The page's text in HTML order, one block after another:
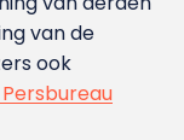
van de
ook